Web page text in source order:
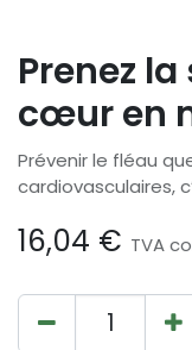
Prenez
cœur en
Prévenir le fléau
cardiovasculaires,
16,04 € TVA